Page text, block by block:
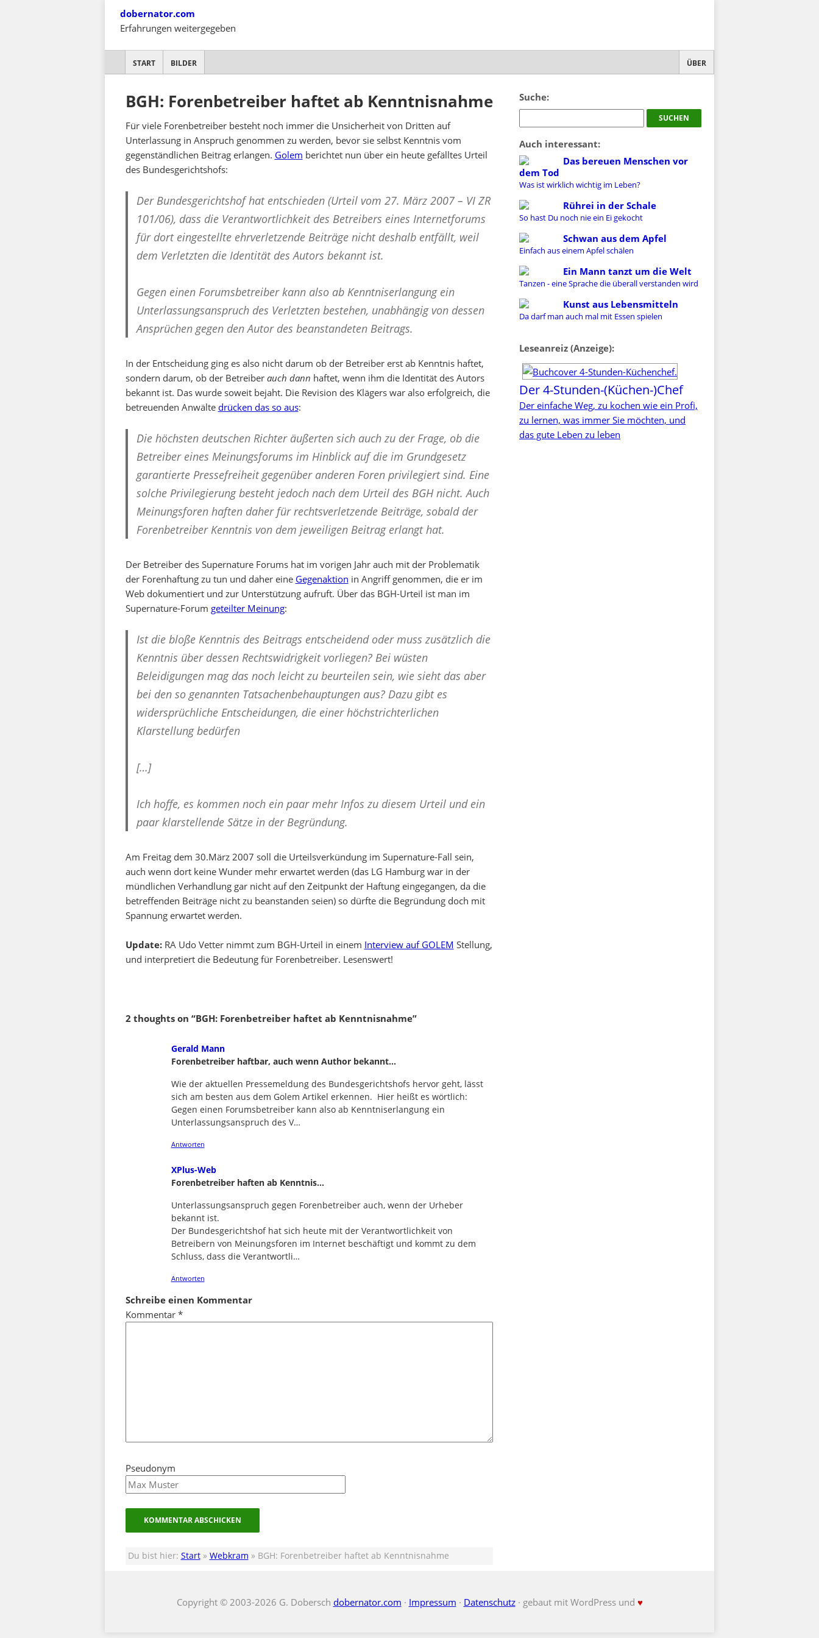
dobernator.com
Erfahrungen weitergegeben
SKIP TO CONTENT
START BILDER ÜBER
BGH: Forenbetreiber haftet ab Kenntnisnahme
Für viele Forenbetreiber besteht noch immer die Unsicherheit von Dritten auf
Unterlassung in Anspruch genommen zu werden, bevor sie selbst Kenntnis vom
gegenständlichen Beitrag erlangen. Golem berichtet nun über ein heute gefälltes Urteil
des Bundesgerichtshofs:
Der Bundesgerichtshof hat entschieden (Urteil vom 27. März 2007 – VI ZR
101/06), dass die Verantwortlichkeit des Betreibers eines Internetforums
für dort eingestellte ehrverletzende Beiträge nicht deshalb entfällt, weil
dem Verletzten die Identität des Autors bekannt ist.
Gegen einen Forumsbetreiber kann also ab Kenntniserlangung ein
Unterlassungsanspruch des Verletzten bestehen, unabhängig von dessen
Ansprüchen gegen den Autor des beanstandeten Beitrags.
In der Entscheidung ging es also nicht darum ob der Betreiber erst ab Kenntnis haftet,
sondern darum, ob der Betreiber auch dann haftet, wenn ihm die Identität des Autors
bekannt ist. Das wurde soweit bejaht. Die Revision des Klägers war also erfolgreich, die
betreuenden Anwälte drücken das so aus:
Die höchsten deutschen Richter äußerten sich auch zu der Frage, ob die
Betreiber eines Meinungsforums im Hinblick auf die im Grundgesetz
garantierte Pressefreiheit gegenüber anderen Foren privilegiert sind. Eine
solche Privilegierung besteht jedoch nach dem Urteil des BGH nicht. Auch
Meinungsforen haften daher für rechtsverletzende Beiträge, sobald der
Forenbetreiber Kenntnis von dem jeweiligen Beitrag erlangt hat.
Der Betreiber des Supernature Forums hat im vorigen Jahr auch mit der Problematik
der Forenhaftung zu tun und daher eine Gegenaktion in Angriff genommen, die er im
Web dokumentiert und zur Unterstützung aufruft. Über das BGH-Urteil ist man im
Supernature-Forum geteilter Meinung:
Ist die bloße Kenntnis des Beitrags entscheidend oder muss zusätzlich die
Kenntnis über dessen Rechtswidrigkeit vorliegen? Bei wüsten
Beleidigungen mag das noch leicht zu beurteilen sein, wie sieht das aber
bei den so genannten Tatsachenbehauptungen aus? Dazu gibt es
widersprüchliche Entscheidungen, die einer höchstrichterlichen
Klarstellung bedürfen
[…]
Ich hoffe, es kommen noch ein paar mehr Infos zu diesem Urteil und ein
paar klarstellende Sätze in der Begründung.
Am Freitag dem 30.März 2007 soll die Urteilsverkündung im Supernature-Fall sein,
auch wenn dort keine Wunder mehr erwartet werden (das LG Hamburg war in der
mündlichen Verhandlung gar nicht auf den Zeitpunkt der Haftung eingegangen, da die
betreffenden Beiträge nicht zu beanstanden seien) so dürfte die Begründung doch mit
Spannung erwartet werden.
Update:RA Udo Vetter nimmt zum BGH-Urteil in einem Interview auf GOLEM Stellung,
und interpretiert die Bedeutung für Forenbetreiber. Lesenswert!
2 thoughts on “BGH: Forenbetreiber haftet ab Kenntnisnahme”
Gerald Mannsays:
Forenbetreiber haftbar, auch wenn Author bekannt…
Wie der aktuellen Pressemeldung des Bundesgerichtshofs hervor geht, lässt
sich am besten aus dem Golem Artikel erkennen. Hier heißt es wörtlich:
Gegen einen Forumsbetreiber kann also ab Kenntniserlangung ein
Unterlassungsanspruch des V…
Antworten
XPlus-Websays:
Forenbetreiber haften ab Kenntnis…
Unterlassungsanspruch gegen Forenbetreiber auch, wenn der Urheber
bekannt ist.
Der Bundesgerichtshof hat sich heute mit der Verantwortlichkeit von
Betreibern von Meinungsforen im Internet beschäftigt und kommt zu dem
Schluss, dass die Verantwortli…
Antworten
Schreibe einen Kommentar
Kommentar *
Pseudonym
Du bist hier: Start» Webkram » BGH: Forenbetreiber haftet ab Kenntnisnahme
Suche:
Auch interessant:
Das bereuen Menschen vor
dem Tod
Was ist wirklich wichtig im Leben?
Rührei in der Schale
So hast Du noch nie ein Ei gekocht
Schwan aus dem Apfel
Einfach aus einem Apfel schälen
Ein Mann tanzt um die Welt
Tanzen - eine Sprache die überall verstanden wird
Kunst aus Lebensmitteln
Da darf man auch mal mit Essen spielen
Leseanreiz (Anzeige):
Der 4-Stunden-(Küchen-)Chef
Der einfache Weg, zu kochen wie ein Profi,
zu lernen, was immer Sie möchten, und
das gute Leben zu leben
Copyright © 2003-2026 G. Dobersch dobernator.com · Impressum · Datenschutz· gebaut mit WordPress und ♥